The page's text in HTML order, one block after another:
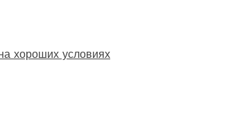
хороших условиях